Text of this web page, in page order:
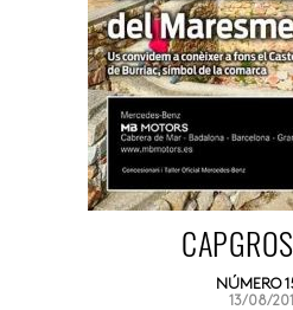
NÚMERO
13/08/